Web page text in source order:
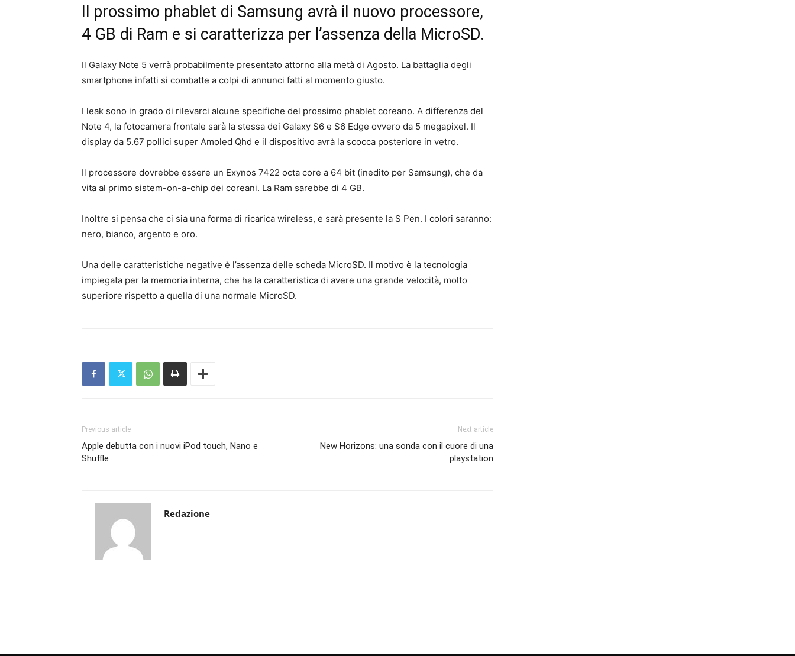
Il prossimo phablet di Samsung avrà il nuovo processore,
4 GB di Ram e si caratterizza per l’assenza della MicroSD.
Il Galaxy Note 5 verrà probabilmente presentato attorno alla metà di Agosto. La battaglia degli
smartphone infatti si combatte a colpi di annunci fatti al momento giusto.
I leak sono in grado di rilevarci alcune specifiche del prossimo phablet coreano. A differenza del
Note 4, la fotocamera frontale sarà la stessa dei Galaxy S6 e S6 Edge ovvero da 5 megapixel. Il
display da 5.67 pollici super Amoled Qhd e il dispositivo avrà la scocca posteriore in vetro.
Il processore dovrebbe essere un Exynos 7422 octa core a 64 bit (inedito per Samsung), che da
vita al primo sistem-on-a-chip dei coreani. La Ram sarebbe di 4 GB.
Inoltre si pensa che ci sia una forma di ricarica wireless, e sarà presente la S Pen. I colori saranno:
nero, bianco, argento e oro.
Una delle caratteristiche negative è l’assenza delle scheda MicroSD. Il motivo è la tecnologia
impiegata per la memoria interna, che ha la caratteristica di avere una grande velocità, molto
superiore rispetto a quella di una normale MicroSD.
Previous article
Apple debutta con i nuovi iPod touch, Nano e
Shuffle
Next article
New Horizons: una sonda con il cuore di una
playstation
Redazione